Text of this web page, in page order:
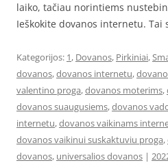
laiko, tačiau norintiems
Ieškokite dovanos internetu.
Kategorijos: 1, Dovanos, Pirkiniai,
dovanos,dovanos internetu,
valentino proga,dovanos moterims,
dovanos suaugusiems,dovanos
internetu,dovanos vaikinams
dovanos vaikinui suskaktuviu proga,
dovanos, universalios dovanos |